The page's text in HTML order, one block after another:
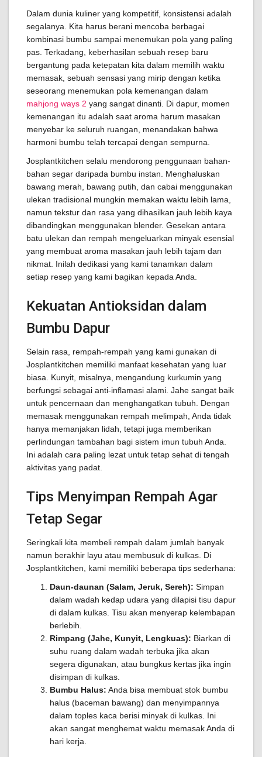
Dalam dunia kuliner yang kompetitif, konsistensi adalah
segalanya. Kita harus berani mencoba berbagai
kombinasi bumbu sampai menemukan pola yang paling
pas. Terkadang, keberhasilan sebuah resep baru
bergantung pada ketepatan kita dalam memilih waktu
memasak, sebuah sensasi yang mirip dengan ketika
seseorang menemukan pola kemenangan dalam
mahjong ways 2 yang sangat dinanti. Di dapur, momen
kemenangan itu adalah saat aroma harum masakan
menyebar ke seluruh ruangan, menandakan bahwa
harmoni bumbu telah tercapai dengan sempurna.
Josplantkitchen selalu mendorong penggunaan bahan-
bahan segar daripada bumbu instan. Menghaluskan
bawang merah, bawang putih, dan cabai menggunakan
ulekan tradisional mungkin memakan waktu lebih lama,
namun tekstur dan rasa yang dihasilkan jauh lebih kaya
dibandingkan menggunakan blender. Gesekan antara
batu ulekan dan rempah mengeluarkan minyak esensial
yang membuat aroma masakan jauh lebih tajam dan
nikmat. Inilah dedikasi yang kami tanamkan dalam
setiap resep yang kami bagikan kepada Anda.
Kekuatan Antioksidan dalam
Bumbu Dapur
Selain rasa, rempah-rempah yang kami gunakan di
Josplantkitchen memiliki manfaat kesehatan yang luar
biasa. Kunyit, misalnya, mengandung kurkumin yang
berfungsi sebagai anti-inflamasi alami. Jahe sangat baik
untuk pencernaan dan menghangatkan tubuh. Dengan
memasak menggunakan rempah melimpah, Anda tidak
hanya memanjakan lidah, tetapi juga memberikan
perlindungan tambahan bagi sistem imun tubuh Anda.
Ini adalah cara paling lezat untuk tetap sehat di tengah
aktivitas yang padat.
Tips Menyimpan Rempah Agar
Tetap Segar
Seringkali kita membeli rempah dalam jumlah banyak
namun berakhir layu atau membusuk di kulkas. Di
Josplantkitchen, kami memiliki beberapa tips sederhana:
Daun-daunan (Salam, Jeruk, Sereh): Simpan
dalam wadah kedap udara yang dilapisi tisu dapur
di dalam kulkas. Tisu akan menyerap kelembapan
berlebih.
Rimpang (Jahe, Kunyit, Lengkuas): Biarkan di
suhu ruang dalam wadah terbuka jika akan
segera digunakan, atau bungkus kertas jika ingin
disimpan di kulkas.
Bumbu Halus: Anda bisa membuat stok bumbu
halus (baceman bawang) dan menyimpannya
dalam toples kaca berisi minyak di kulkas. Ini
akan sangat menghemat waktu memasak Anda di
hari kerja.